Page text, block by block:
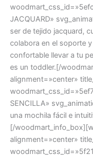
JACQUARD»
ser de tejido jacquard,
colabora en el soporte
confortable llevar a tu
es un toddler.[/
alignment=»center»
SENCILLA»
una mochila fácil e
[/
alignment=»center»